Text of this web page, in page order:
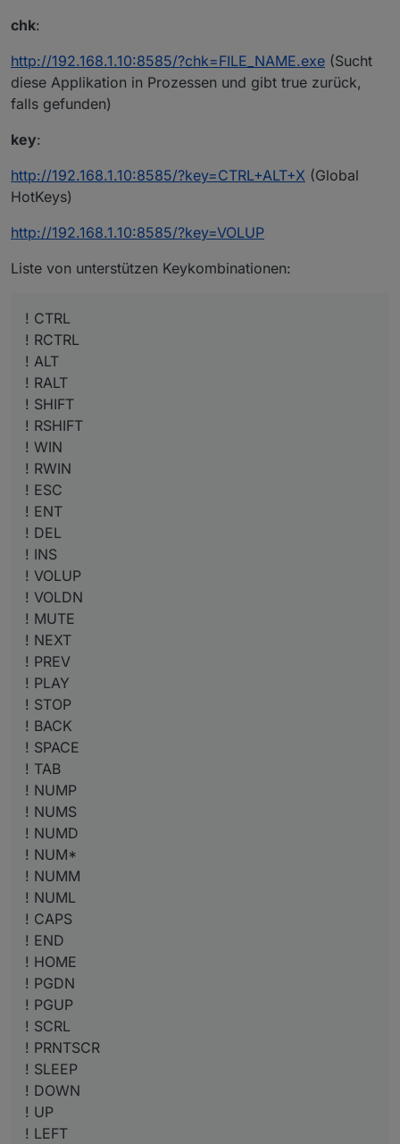
chk:
http://192.168.1.10:8585/?chk=FILE_NAME.exe (Sucht
diese Applikation in Prozessen und gibt true zurück,
falls gefunden)
key:
http://192.168.1.10:8585/?key=CTRL+ALT+X (Global
HotKeys)
http://192.168.1.10:8585/?key=VOLUP
Liste von unterstützen Keykombinationen:
! CTRL
! RCTRL
! ALT
! RALT
! SHIFT
! RSHIFT
! WIN
! RWIN
! ESC
! ENT
! DEL
! INS
! VOLUP
! VOLDN
! MUTE
! NEXT
! PREV
! PLAY
! STOP
! BACK
! SPACE
! TAB
! NUMP
! NUMS
! NUMD
! NUM*
! NUMM
! NUML
! CAPS
! END
! HOME
! PGDN
! PGUP
! SCRL
! PRNTSCR
! SLEEP
! DOWN
! UP
! LEFT